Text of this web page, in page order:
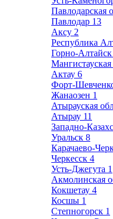
Павлодарская
Павлодар 13
Аксу 2
Республика
Горно-Алтайск
Мангистауская
Актау 6
Форт-
Жанаозен 1
Атырауская
Атырау 11
Западно-
Уральск 8
Карачаево-
Черкесск 4
Усть-Джегута 1
Акмолинская
Кокшетау 4
Косшы 1
Степногорск 1